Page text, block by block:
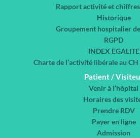
Rapport activité et
Historique
Groupement hospitalier
RGPD
INDEX EGALITE
Charte de l’activité libérale au
Patient /
Venir à l’hôpital
Horaires des
Prendre RDV
Payer en ligne
Admission